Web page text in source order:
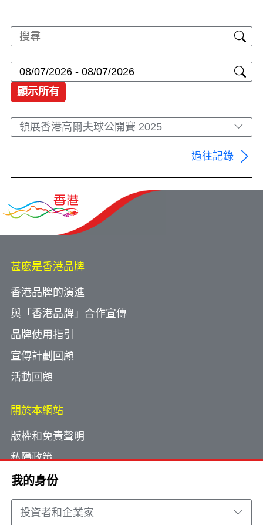
我的身份
投資者和企業家
顯示所有
領展香港高爾夫球公開賽 2025
過往記錄
甚麽是香港品牌
香港品牌的演進
與「香港品牌」合作宣傳
品牌使用指引
宣傳計劃回顧
活動回顧
關於本網站
版權和免責聲明
私隱政策
使用小型文字檔案
網頁指南
聯絡我們